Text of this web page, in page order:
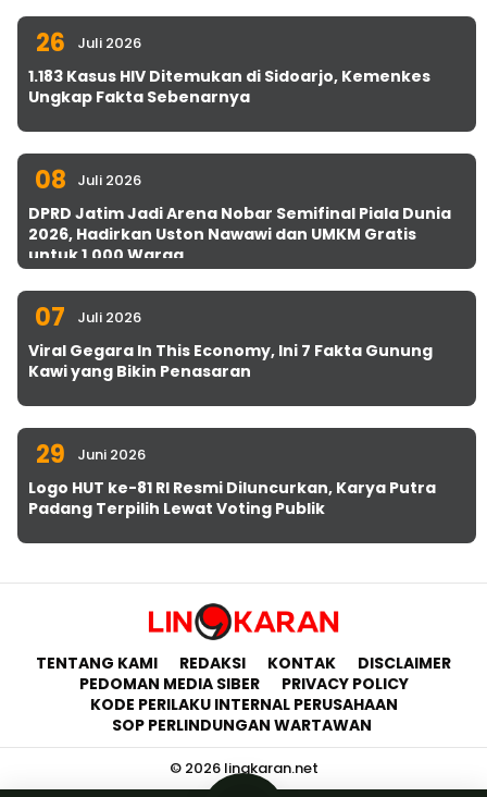
26 Juli 2026
1.183 Kasus HIV Ditemukan di Sidoarjo, Kemenkes
Ungkap Fakta Sebenarnya
08 Juli 2026
DPRD Jatim Jadi Arena Nobar Semifinal Piala Dunia
2026, Hadirkan Uston Nawawi dan UMKM Gratis
untuk 1.000 Warga
07 Juli 2026
Viral Gegara In This Economy, Ini 7 Fakta Gunung
Kawi yang Bikin Penasaran
29 Juni 2026
Logo HUT ke-81 RI Resmi Diluncurkan, Karya Putra
Padang Terpilih Lewat Voting Publik
TENTANG KAMI REDAKSI KONTAK
DISCLAIMER
PEDOMAN MEDIA SIBER
PRIVACY POLICY
KODE PERILAKU INTERNAL PERUSAHAAN
SOP PERLINDUNGAN WARTAWAN
© 2026 lingkaran.net